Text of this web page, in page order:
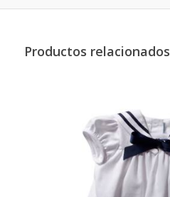
Productos relacionados